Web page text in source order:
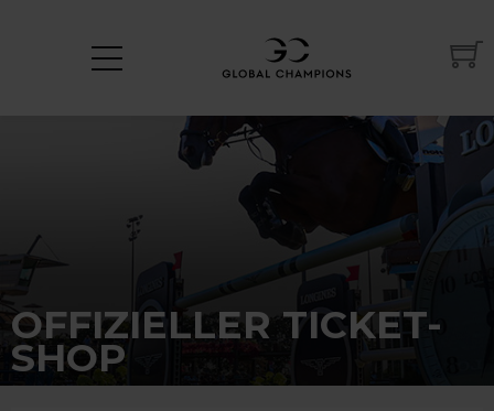
OFFIZIELLER TICKET-
SHOP